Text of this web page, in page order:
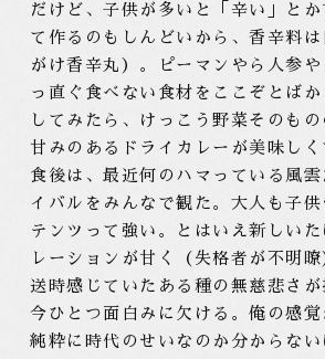
だけど、子供が多いと「辛い」と
て作るのもしんどいから、香辛料
がけ香辛丸）。ピーマンやら人参
っ直ぐ食べない食材をここぞとば
してみたら、けっこう野菜そのもの
甘みのあるドライカレーが美味しく
食後は、最近何のハマっている風
イバルをみんなで観た。大人も子
テンツって強い。とはいえ新しい
レーションが甘く（失格者が不明
送時感じていたある種の無慈悲さが
今ひとつ面白みに欠ける。俺の感覚
純粋に時代のせいなのか分からない